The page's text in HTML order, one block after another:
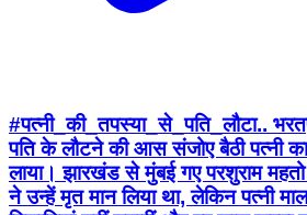
#पत्नी_की_तपस्या_से_पति_लौटा..
पति के लौटने की आस संजोए बैठी पत्नी
लाया। झारखंड से मुंबई गए परशुराम
ने उन्हें मृत मान लिया था, लेकिन पत्नी